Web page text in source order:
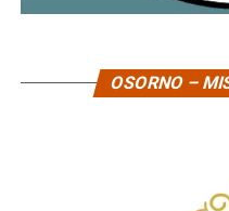
OSORNO –